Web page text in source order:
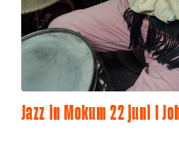
Jazz in Mokum 22 juni I